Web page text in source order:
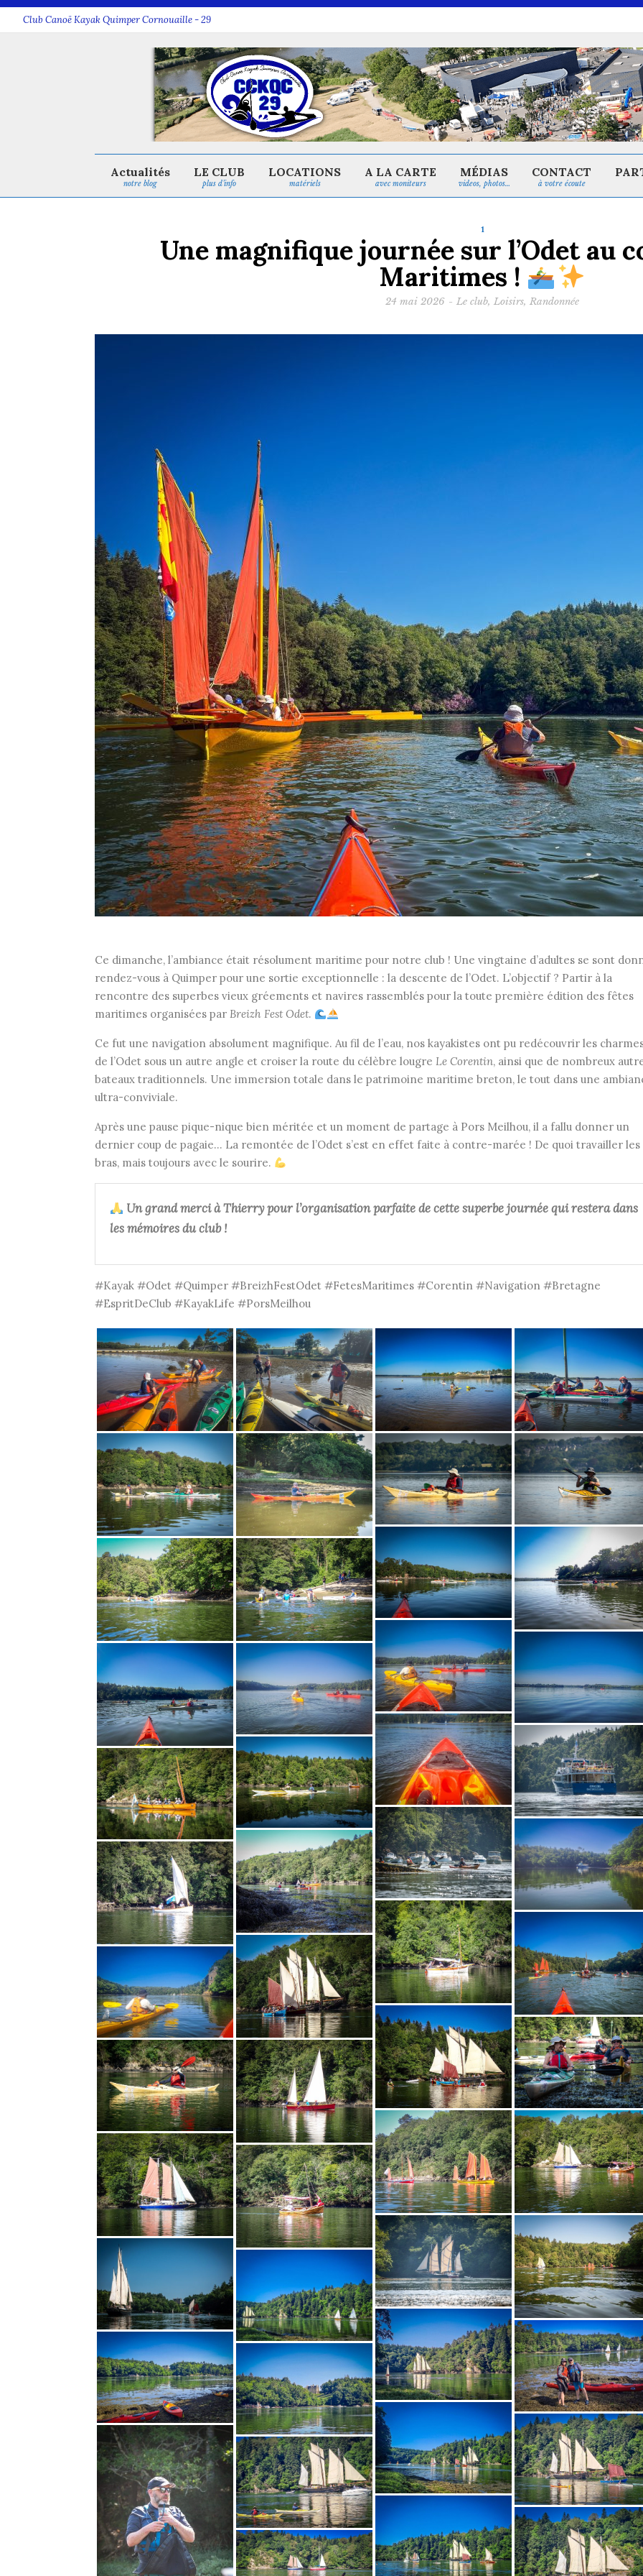
Club Canoë Kayak Quimper Cornouaille - 29
notre blog
Actualités
plus d’info
LE CLUB
matériels
LOCATIONS
avec moniteurs
A LA CARTE
videos, photos…
MÉDIAS
à votre écoute
CONTACT
1
Une magnifique journée sur l’Odet au
Maritimes !
24 mai 2026 - Le club, Loisirs, Randonnée
Ce dimanche, l’ambiance était résolument maritime pour notre club ! Une vingtaine d’adultes se sont
rendez-vous à Quimper pour une sortie exceptionnelle : la descente de l’Odet. L’objectif ? Partir à la
rencontre des superbes vieux gréements et navires rassemblés pour la toute première édition des fêtes
maritimes organisées par Breizh Fest Odet.
Ce fut une navigation absolument magnifique. Au fil de l’eau, nos kayakistes ont pu redécouvrir les
de l’Odet sous un autre angle et croiser la route du célèbre lougre Le Corentin, ainsi que de nombreux
bateaux traditionnels. Une immersion totale dans le patrimoine maritime breton, le tout dans une
ultra-conviviale.
Après une pause pique-nique bien méritée et un moment de partage à Pors Meilhou, il a fallu donner un
dernier coup de pagaie… La remontée de l’Odet s’est en effet faite à contre-marée ! De quoi travailler les
bras, mais toujours avec le sourire.
Un grand merci à Thierrypour l’organisation parfaite de cette superbe journée qui restera dans
les mémoires du club !
#Kayak #Odet #Quimper #BreizhFestOdet #FetesMaritimes #Corentin #Navigation #Bretagne
#EspritDeClub #KayakLife #PorsMeilhou